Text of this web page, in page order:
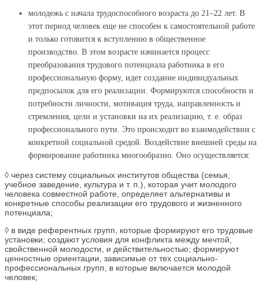
молодежь с начала трудоспособного возраста до 21–22 лет. В
этот период человек еще не способен к самостоятельной работе
и только готовится к вступлению в общественное
производство. В этом возрасте начинается процесс
преобразования трудового потенциала работника в его
профессиональную форму, идет создание индивидуальных
предпосылок для его реализации. Формируются способности и
потребности личности, мотивация труда, направленность и
стремления, цели и установки на их реализацию, т. е. образ
профессионального пути. Это происходит во взаимодействии с
конкретной социальной средой. Воздействие внешней среды на
формирование работника многообразно. Оно осуществляется:
◊ через систему социальных институтов общества (семья,
учебное заведение, культура и т. п.), которая учит молодого
человека совместной работе, определяет альтернативы и
конкретные способы реализации его трудового и жизненного
потенциала;
◊ в виде референтных групп, которые формируют его трудовые
установки; создают условия для конфликта между мечтой,
свойственной молодости, и действительностью; формируют
ценностные ориентации, зависимые от тех социально-
профессиональных групп, в которые включается молодой
человек;